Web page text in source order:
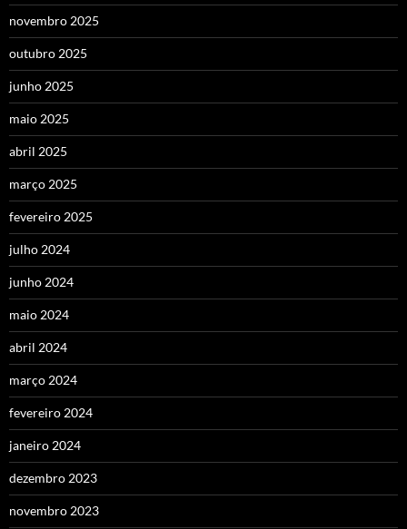
novembro 2025
outubro 2025
junho 2025
maio 2025
abril 2025
março 2025
fevereiro 2025
julho 2024
junho 2024
maio 2024
abril 2024
março 2024
fevereiro 2024
janeiro 2024
dezembro 2023
novembro 2023